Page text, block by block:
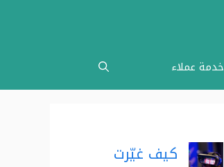
خدمة عملاء
كيف غيّرت